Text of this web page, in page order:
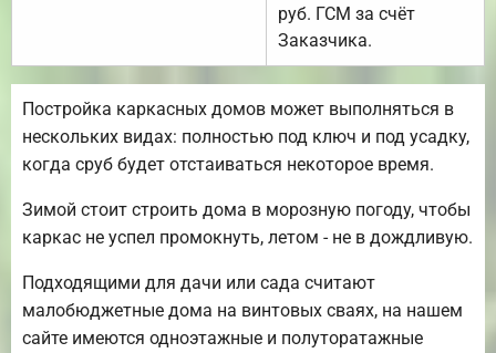
руб. ГСМ за счёт
Заказчика.
Постройка каркасных домов может выполняться в
нескольких видах: полностью под ключ и под усадку,
когда сруб будет отстаиваться некоторое время.
Зимой стоит строить дома в морозную погоду, чтобы
каркас не успел промокнуть, летом - не в дождливую.
Подходящими для дачи или сада считают
малобюджетные дома на винтовых сваях, на нашем
сайте имеются одноэтажные и полуторатажные